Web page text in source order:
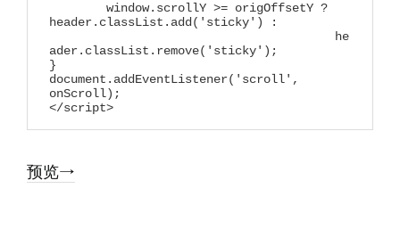
header.classList.add('sticky') :
ader.classList.remove('sticky');
}
document.addEventListener('scroll',
onScroll);
</script>
预览→